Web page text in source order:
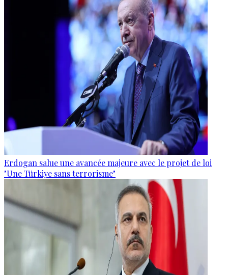
Erdogan salue une avancée majeure avec le projet de loi
"Une Türkiye sans terrorisme"